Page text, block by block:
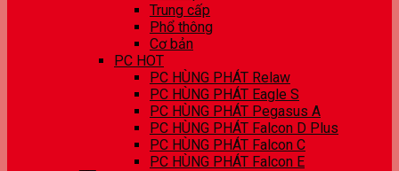
Trung cấp
Phổ thông
Cơ bản
PC HOT
PC HÙNG PHÁT Relaw
PC HÙNG PHÁT Eagle S
PC HÙNG PHÁT Pegasus A
PC HÙNG PHÁT Falcon D Plus
PC HÙNG PHÁT Falcon C
PC HÙNG PHÁT Falcon E